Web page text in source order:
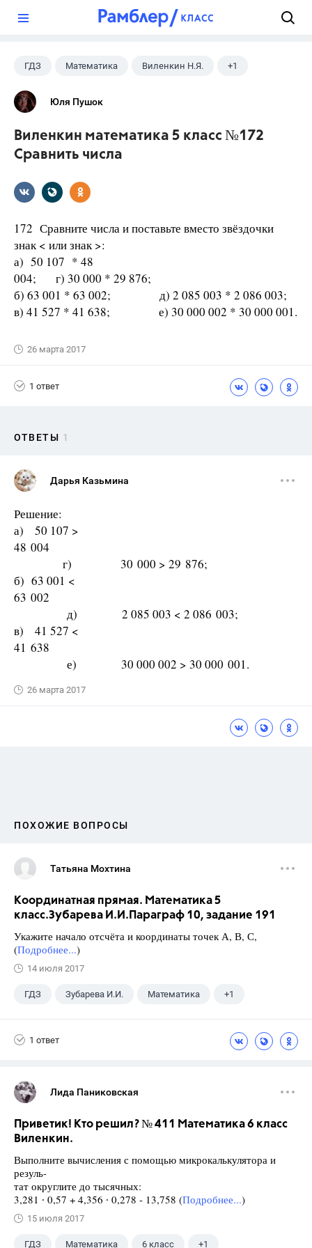
ГДЗ Математика Виленкин Н.Я. +1
5 класс
Юля Пушок
Виленкин математика 5 класс №172
Сравнить числа
172 Сравните числа и поставьте вместо звёздочки
знак < или знак >:
а) 50 107 * 48
004; г) 30 000 * 29 876;
б) 63 001 * 63 002; д) 2 085 003 * 2 086 003;
в) 41 527 * 41 638; е) 30 000 002 * 30 000 001.
26 марта 2017
1 ответ
ОТВЕТЫ 1
Дарья Казьмина
Решение:
а) 50 107 >
48 004
г) 30 000 > 29 876;
б) 63 001 <
63 002
д) 2 085 003 < 2 086 003;
в) 41 527 <
41 638
е) 30 000 002 > 30 000 001.
26 марта 2017
ПОХОЖИЕ ВОПРОСЫ
Татьяна Мохтина
Координатная прямая. Математика 5
класс.Зубарева И.И.Параграф 10, задание 191
Укажите начало отсчёта и координаты точек А, В, С,
(Подробнее...)
14 июля 2017
ГДЗ Зубарева И.И. Математика +1
1 ответ
Лида Паниковская
Приветик! Кто решил? № 411 Математика 6 класс
Виленкин.
Выполните вычисления с помощью микрокалькулятора и
резуль-
тат округлите до тысячных:
3,281 ∙ 0,57 + 4,356 ∙ 0,278 - 13,758 (Подробнее...)
15 июля 2017
ГДЗ Математика 6 класс +1